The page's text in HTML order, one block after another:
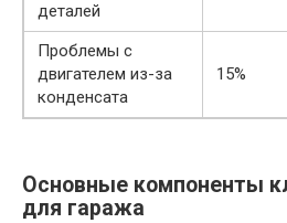
деталей
Проблемы с
двигателем из-за
конденсата
15%
Основные компоненты
для гаража